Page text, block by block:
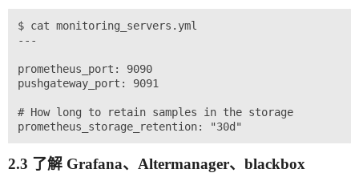
$ cat monitoring_servers.yml
---
prometheus_port: 9090
pushgateway_port: 9091
# How long to retain samples in the storage
2.3 了解 Grafana、Altermanager、blackbox